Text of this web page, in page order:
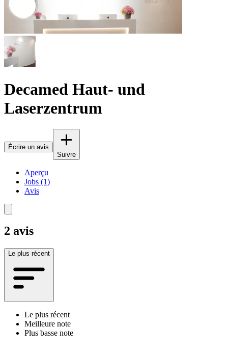
Decamed Haut- und
Laserzentrum
Écrire un avis
Suivre
Aperçu
Jobs (1)
Avis
2 avis
Le plus récent
Le plus récent
Meilleure note
Plus basse note